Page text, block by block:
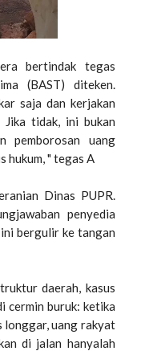
bertindak tegas
(BAST) diteken.
saja dan kerjakan
Jika tidak, ini bukan
pemborosan uang
hukum, " tegas A
Dinas PUPR.
penyedia
bergulir ke tangan
daerah, kasus
cermin buruk: ketika
longgar, uang rakyat
di jalan hanyalah